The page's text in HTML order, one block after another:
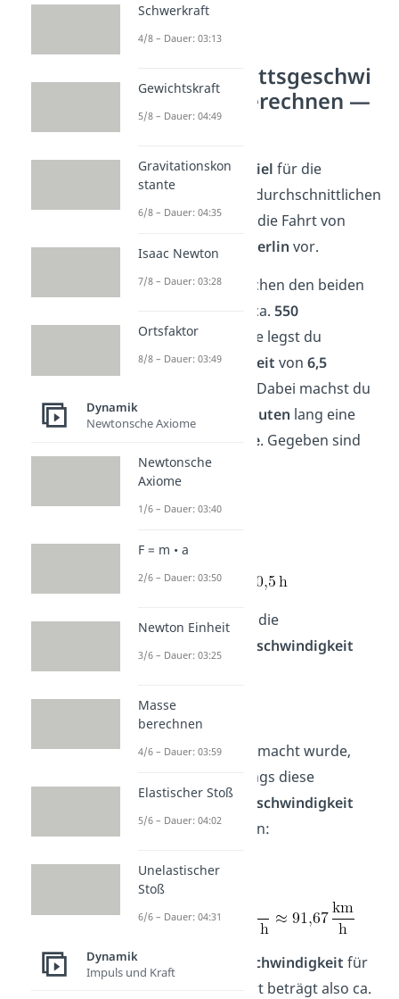
Durchschnittsgeschwi
ndigkeit berechnen —
Beispiel
Stell dir alsBeispiel für die
Berechnung der durchschnittlichen
Geschwindigkeit die Fahrt von
Frankfurtnach Berlin vor.
DieStrecke zwischen den beiden
Städten beträgt ca. 550
Kilometern
. Diese legst du
innerhalb einer
Zeit von 6,5
zurück. Dabei machst du
allerdings
30 Minuten lang eine
Verschnaufpause. Gegeben sind
also:
Allgemein
lautet die
Durchschnittsgeschwindigkeit
Da einePause
gemacht wurde,
musst du allerdings diese
Durchschnittsgeschwindigkeit
Formelanwenden:
mittlere Geschwindigkeit für
die gesamte Fahrt beträgt also ca.
Schwerkraft
4/8 – Dauer: 03:13
Gewichtskraft
5/8 – Dauer: 04:49
Gravitationskon
stante
6/8 – Dauer: 04:35
Isaac Newton
7/8 – Dauer: 03:28
Ortsfaktor
8/8 – Dauer: 03:49
Dynamik
Newtonsche Axiome
Newtonsche
Axiome
1/6 – Dauer: 03:40
F = m • a
2/6 – Dauer: 03:50
Newton Einheit
3/6 – Dauer: 03:25
Masse
berechnen
4/6 – Dauer: 03:59
Elastischer Stoß
5/6 – Dauer: 04:02
Unelastischer
Stoß
6/6 – Dauer: 04:31
Dynamik
Impuls und Kraft